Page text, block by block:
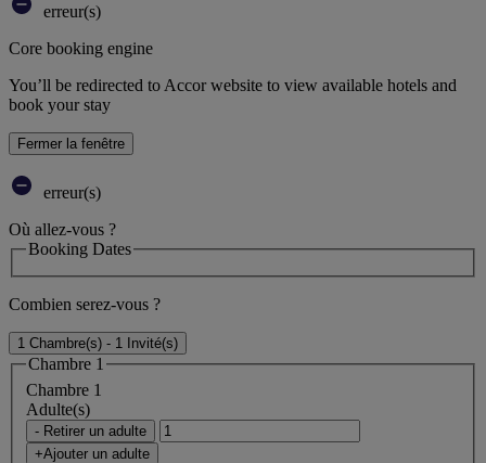
erreur(s)
Core booking engine
You’ll be redirected to Accor website to view available hotels and
book your stay
Fermer la fenêtre
erreur(s)
Où allez-vous ?
Booking Dates
Combien serez-vous ?
1 Chambre(s) - 1 Invité(s)
Chambre 1
Chambre 1
Adulte(s)
- Retirer un adulte
+Ajouter un adulte